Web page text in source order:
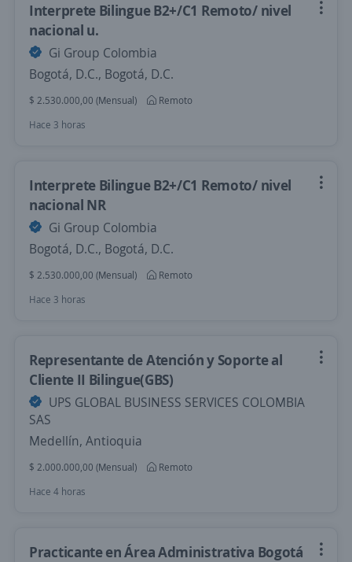
Interprete Bilingue B2+/C1 Remoto/ nivel
nacional u.
Gi Group Colombia
Bogotá, D.C., Bogotá, D.C.
$ 2.530.000,00 (Mensual)
Remoto
Hace 3 horas
Interprete Bilingue B2+/C1 Remoto/ nivel
nacional NR
Gi Group Colombia
Bogotá, D.C., Bogotá, D.C.
$ 2.530.000,00 (Mensual)
Remoto
Hace 3 horas
Representante de Atención y Soporte al
Cliente II Bilingue(GBS)
UPS GLOBAL BUSINESS SERVICES COLOMBIA
SAS
Medellín, Antioquia
$ 2.000.000,00 (Mensual)
Remoto
Hace 4 horas
Practicante en Área Administrativa Bogotá